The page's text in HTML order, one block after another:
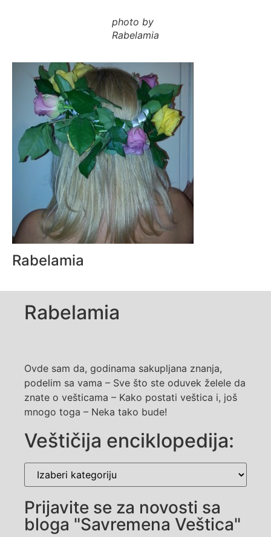
photo by
Rabelamia
Rabelamia
Rabelamia
Ovde sam da, godinama sakupljana znanja,
podelim sa vama – Sve što ste oduvek želele da
znate o vešticama – Kako postati veštica i, još
mnogo toga – Neka tako bude!
Veštičija enciklopedija:
Prijavite se za novosti sa
bloga "Savremena Veštica"